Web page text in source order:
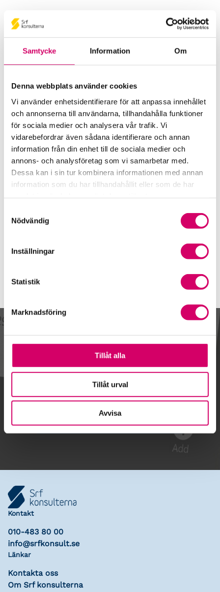
Samtycke Information Om
Denna webbplats använder cookies
Vi använder enhetsidentifierare för att anpassa innehållet
och annonserna till användarna, tillhandahålla funktioner
för sociala medier och analysera vår trafik. Vi
vidarebefordrar även sådana identifierare och annan
information från din enhet till de sociala medier och
annons- och analysföretag som vi samarbetar med.
Dessa kan i sin tur kombinera informationen med annan
information som du har tillhandahållit eller som de har
Nödvändig
Inställningar
Statistik
Marknadsföring
Tillåt alla
Tillåt urval
Avvisa
Stefan Corneliusson
Auktoriserad Redovisningskonsult
Certifierad Affärsrådgivare
Eutopia Redovisningsbyrå AB
Mölndal
Telefon
031-16 69 07
Mobiltelefon
Skicka e-post
Kalendarium
Gå till kalendariet
Lägg till i kalender
Kontakt
010-483 80 00
info@srfkonsult.se
Länkar
Kontakta oss
Om Srf konsulterna